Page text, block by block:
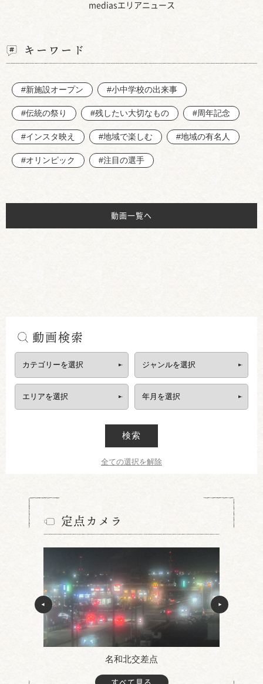
mediasエリアニュース
キーワード
#新施設オープン #小中学校の出来事
#伝統の祭り #残したい大切なもの #周年記念
#インスタ映え #地域で楽しむ #地域の有名人
#オリンピック #注目の選手
動画一覧へ
動画検索
検索
全ての選択を解除
定点カメラ
名和北交差点
すべて見る